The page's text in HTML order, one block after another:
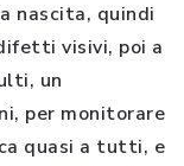
nascita, quindi
visivi, poi a
un
per monitorare
quasi a tutti, e